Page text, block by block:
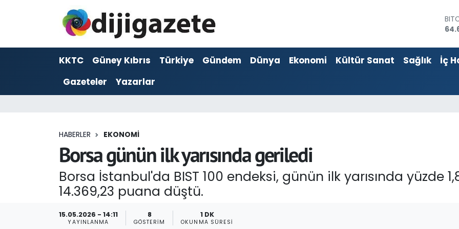
KKTC Güney Kıbrıs Türkiye Gündem Dünya Ekonomi Kültür Sanat Sağlık İç
Gazeteler
Yazarlar
HABERLER EKONOMI
Borsa günün ilk yarısında geriledi
Borsa İstanbul'da BIST 100 endeksi, günün ilk yarısında yüzde
14.369,23 puana düştü.
15.05.2026 - 14:11
YAYINLANMA
8
GÖSTERIM
1 DK
OKUNMA SÜRESI
ADVERTORIAL
Dijigazete
Foto Galeri
Hava Durumu
Trafik Durumu
Haber Arşivi